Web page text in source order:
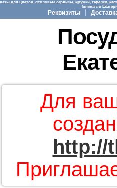
для цветов, столовые сервизы, кружки, тарелки,
luminarc в
Реквизиты
Для
http://